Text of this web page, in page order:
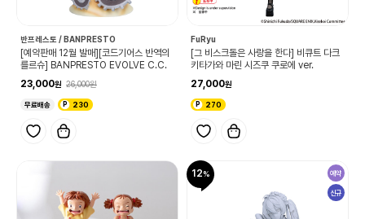
반프레스토 / BANPRESTO
[예약판매 12월 발매][코드기어스 반역의
를르슈] BANPRESTO EVOLVE C.C.
23,000
26,000
무료배송 230
FuRyu
[그 비스크돌은 사랑을 한다] 비큐트 다크
키타가와 마린 시즈쿠 쿠로에 ver.
27,000
270
12 예약
신규